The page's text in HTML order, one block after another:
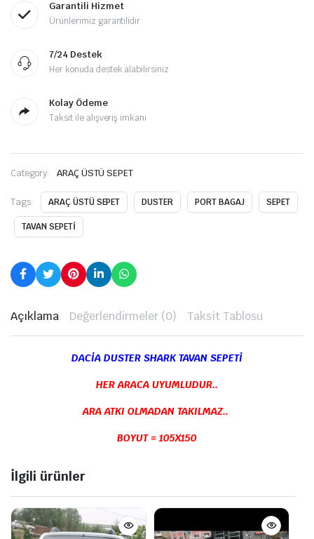
Garantili Hizmet
Ürünlerimiz garantilidir
7/24 Destek
Her konuda destek alabilirsiniz
Kolay Ödeme
Taksit ile alışveriş imkanı
Category: ARAÇ ÜSTÜ SEPET
Tags: ARAÇ ÜSTÜ SEPET DUSTER PORT BAGAJ SEPET
TAVAN SEPETİ
Açıklama Değerlendirmeler (0) Taksit Tablosu
DACİA DUSTER SHARK TAVAN SEPETİ
HER ARACA UYUMLUDUR..
ARA ATKI OLMADAN TAKILMAZ..
BOYUT = 105X150
İlgili ürünler